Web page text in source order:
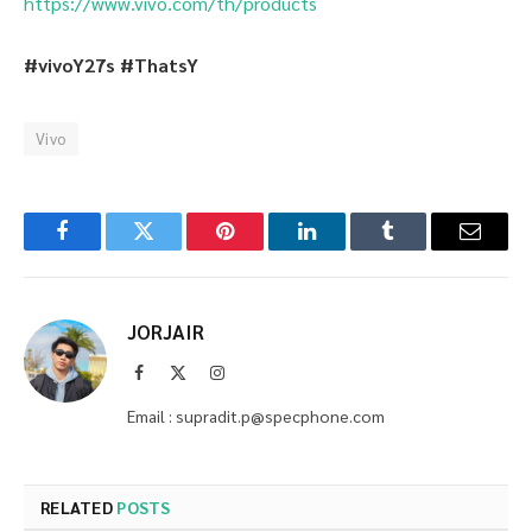
#vivoY27s #ThatsY
Vivo
FacebookTwitter Pinterest LinkedInTumblr Email
JORJAIR
Facebook Instagram
Email : supradit.p@specphone.com
RELATED POSTS